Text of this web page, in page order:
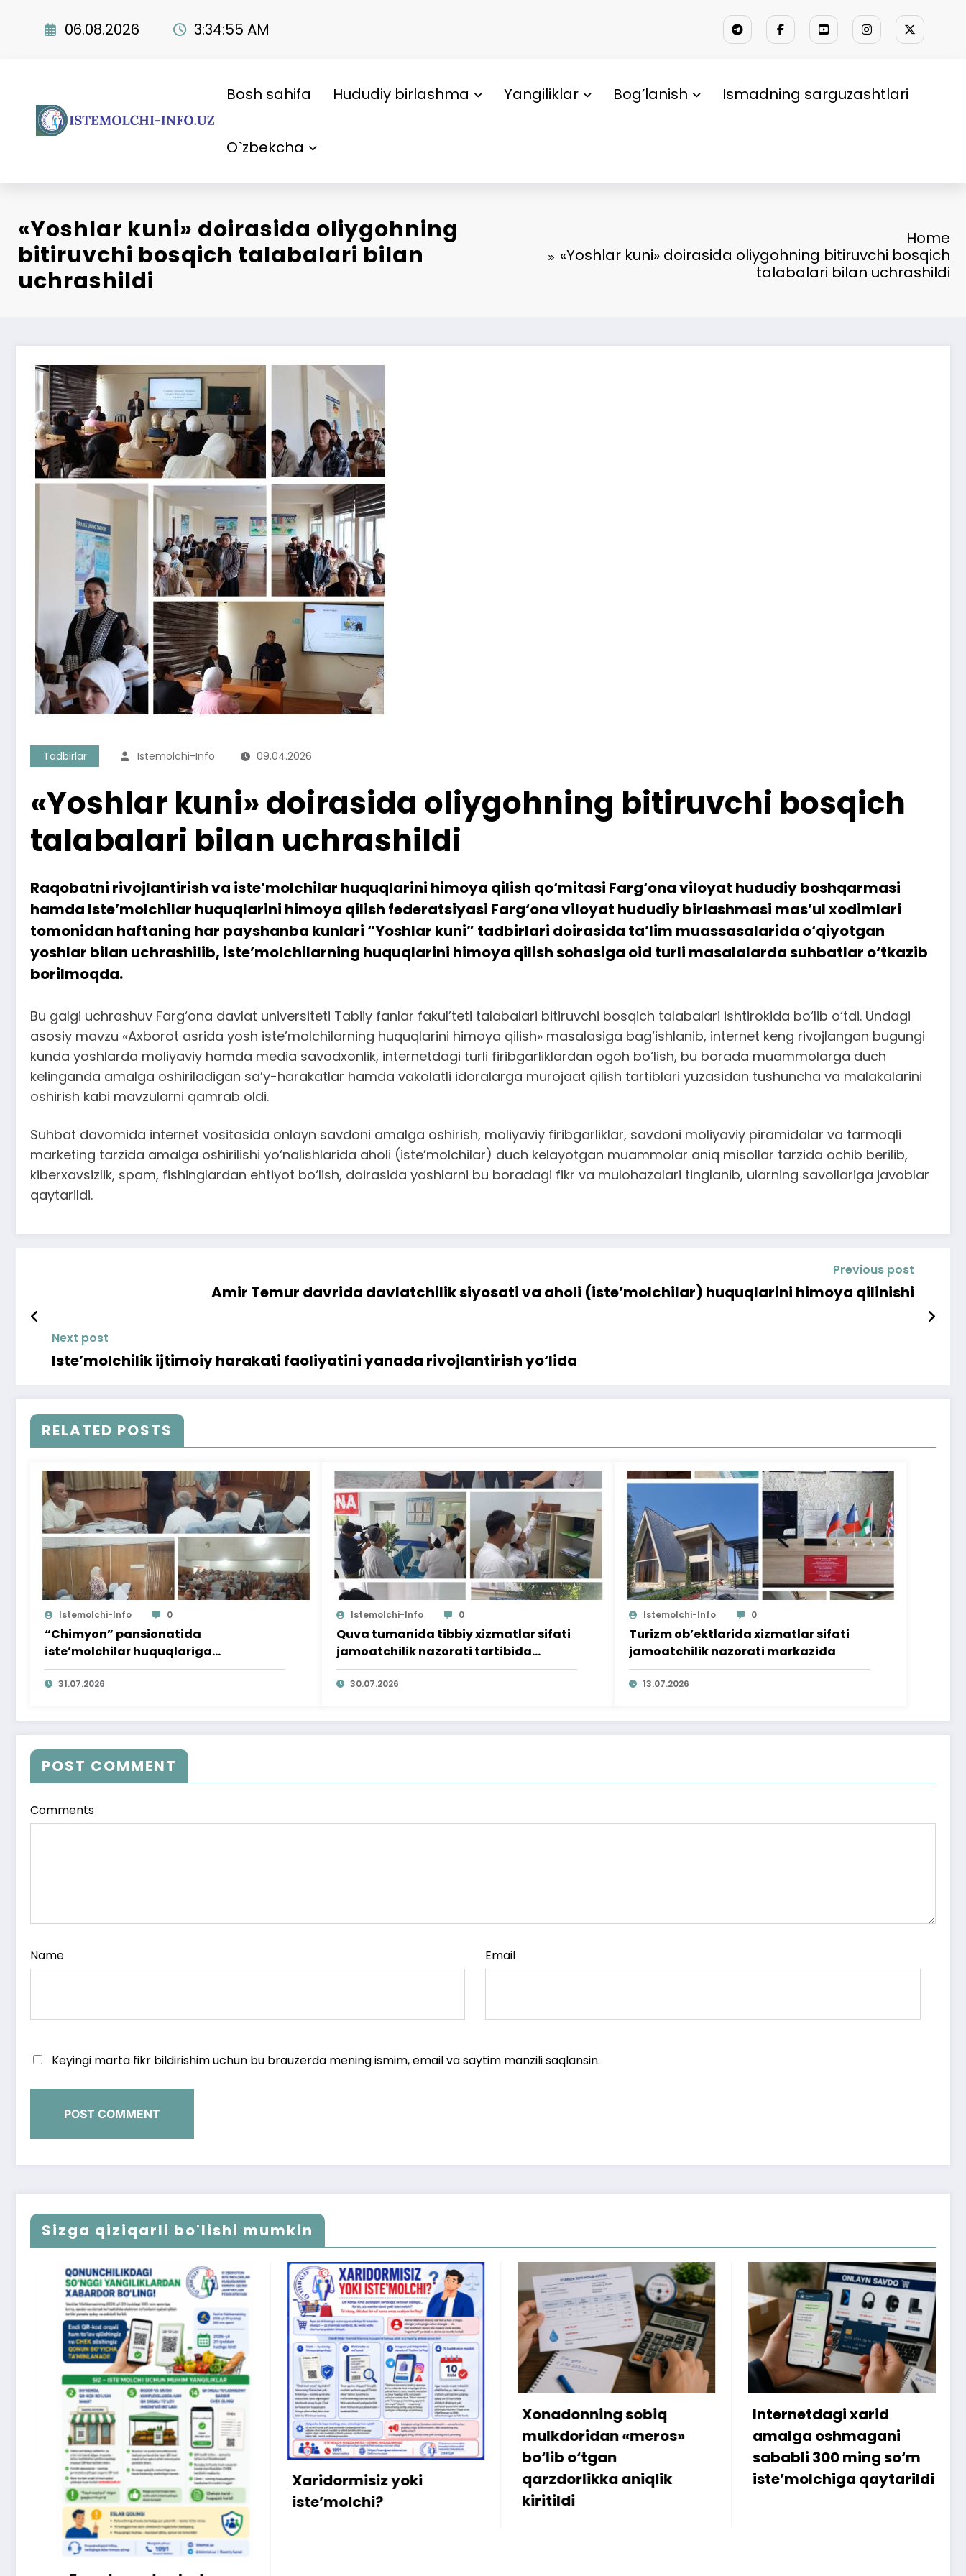
06.08.2026 3:34:56 AM
Bosh sahifa Hududiy birlashma Yangiliklar Bog’lanish Ismadning sarguzashtlari
O`zbekcha
«Yoshlar kuni» doirasida oliygohning
bitiruvchi bosqich talabalari bilan
uchrashildi
Home
«Yoshlar kuni» doirasida oliygohning bitiruvchi bosqich
talabalari bilan uchrashildi
Tadbirlar Istemolchi-Info 09.04.2026
«Yoshlar kuni» doirasida oliygohning bitiruvchi bosqich
talabalari bilan uchrashildi
Raqobatni rivojlantirish va iste’molchilar huquqlarini himoya qilish qo‘mitasi Farg‘ona viloyat hududiy boshqarmasi
hamda Iste’molchilar huquqlarini himoya qilish federatsiyasi Farg‘ona viloyat hududiy birlashmasi mas’ul xodimlari
tomonidan haftaning har payshanba kunlari “Yoshlar kuni” tadbirlari doirasida ta’lim muassasalarida o‘qiyotgan
yoshlar bilan uchrashilib, iste’molchilarning huquqlarini himoya qilish sohasiga oid turli masalalarda suhbatlar o‘tkazib
borilmoqda.
Bu galgi uchrashuv Farg‘ona davlat universiteti Tabiiy fanlar fakul’teti talabalari bitiruvchi bosqich talabalari ishtirokida bo‘lib o‘tdi. Undagi
asosiy mavzu «Axborot asrida yosh iste’molchilarning huquqlarini himoya qilish» masalasiga bag‘ishlanib, internet keng rivojlangan bugungi
kunda yoshlarda moliyaviy hamda media savodxonlik, internetdagi turli firibgarliklardan ogoh bo‘lish, bu borada muammolarga duch
kelinganda amalga oshiriladigan sa’y-harakatlar hamda vakolatli idoralarga murojaat qilish tartiblari yuzasidan tushuncha va malakalarini
oshirish kabi mavzularni qamrab oldi.
Suhbat davomida internet vositasida onlayn savdoni amalga oshirish, moliyaviy firibgarliklar, savdoni moliyaviy piramidalar va tarmoqli
marketing tarzida amalga oshirilishi yo‘nalishlarida aholi (iste’molchilar) duch kelayotgan muammolar aniq misollar tarzida ochib berilib,
kiberxavsizlik, spam, fishinglardan ehtiyot bo‘lish, doirasida yoshlarni bu boradagi fikr va mulohazalari tinglanib, ularning savollariga javoblar
qaytarildi.
Previous post
Amir Temur davrida davlatchilik siyosati va aholi (iste’molchilar) huquqlarini himoya qilinishi
Next post
Iste’molchilik ijtimoiy harakati faoliyatini yanada rivojlantirish yo‘lida
RELATED POSTS
Istemolchi-Info 0
“Chimyon” pansionatida
iste’molchilar huquqlariga
bag‘ishlangan targ‘ibot tadbiri
o‘tkazildi
31.07.2026
Istemolchi-Info 0
Quva tumanida tibbiy xizmatlar sifati
jamoatchilik nazorati tartibida
o‘rganildi
30.07.2026
Istemolchi-Info 0
Turizm ob’ektlarida xizmatlar sifati
jamoatchilik nazorati markazida
13.07.2026
POST COMMENT
Comments
Name Email
Keyingi marta fikr bildirishim uchun bu brauzerda mening ismim, email va saytim manzili saqlansin.
Sizga qiziqarli bo'lishi mumkin
Xaridormisiz yoki
iste’molchi?
Xonadonning sobiq
mulkdoridan «meros»
bo‘lib o‘tgan
qarzdorlikka aniqlik
kiritildi
Internetdagi xarid
amalga oshmagani
sababli 300 ming so‘m
iste’molchiga qaytarildi
Yangi kondisioner
sovutmadi: 7,5 million
so‘mlik shartnoma
qilindi